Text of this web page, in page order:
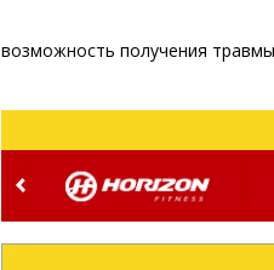
возможность получения